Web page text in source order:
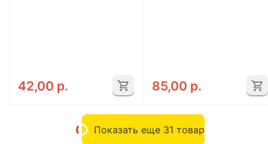
42,00 р. 85,00 р.
Показать еще 31 товар